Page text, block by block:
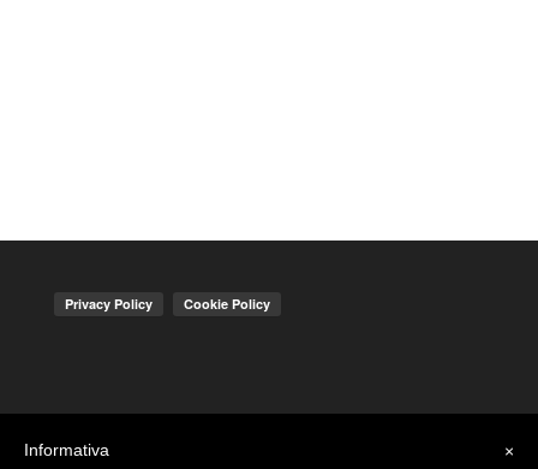
×
Informativa